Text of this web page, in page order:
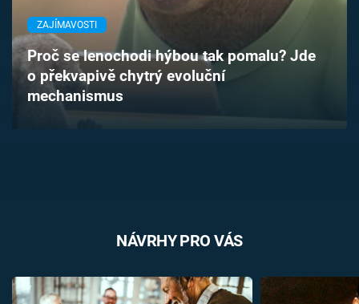
Sledujte prima+
Přihlášení
ZAJÍMAVOSTI
Proč se lenochodi hýbou tak pomalu? Jde
o překvapivě chytrý evoluční
mechanismus
NÁVRHY PRO VÁS